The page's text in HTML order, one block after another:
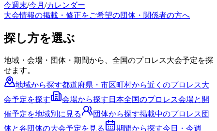
今週末/今月 /カレンダー
大会情報の掲載・修正をご希望の団体・関係者の方へ
探し方を選ぶ
地域・会場・団体・期間から、全国のプロレス大会予定を探
せます。
地域から探す都道府県・市区町村から近くのプロレス大
会予定を探す
会場から探す 日本全国のプロレス会場と開
催予定を地域別に見る
団体から探す掲載中のプロレス団
体と各団体の大会予定を見る
期間から探す今日・今週